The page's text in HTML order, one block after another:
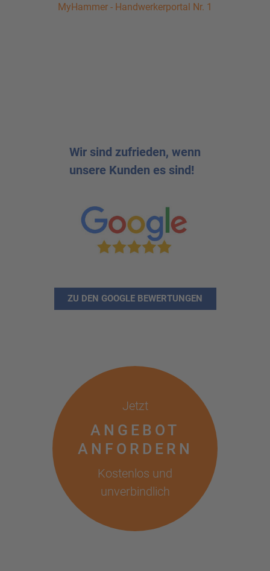
MyHammer - Handwerkerportal Nr. 1
Wir sind zufrieden, wenn
unsere Kunden es sind!
ZU DEN GOOGLE BEWERTUNGEN
Jetzt
ANGEBOT
ANFORDERN
Kostenlos und
unverbindlich